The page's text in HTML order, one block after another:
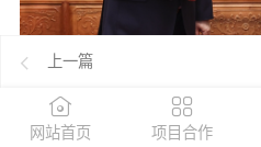
4月9日，全国政协主席王
上一篇
下一篇
网站首页
项目合作